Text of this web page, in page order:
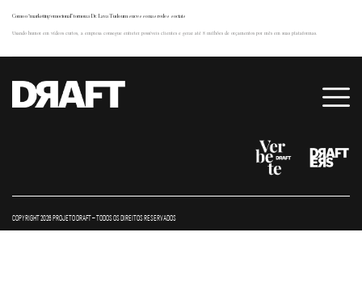
Como o “marketing emocional” tornou a Dr. Lava Tudo um sucesso nas redes sociais
Usando humor em vídeos curtos, a empresa consegue entreter possíveis clientes e gerar até 8 milhões de orçamentos por mês em suas plataformas.
COPYRIGHT 2026 PROJETO DRAFT – TODOS OS DIREITOS RESERVADOS